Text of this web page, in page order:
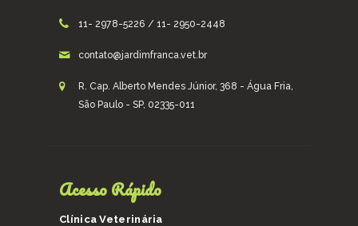
11- 2978-5226 / 11- 2950-2448
contato@jardimfranca.vet.br
R. Cap. Alberto Mendes Júnior, 368 - Água Fria,
São Paulo - SP, 02335-011
Acesso Rápido
Clínica Veterinária